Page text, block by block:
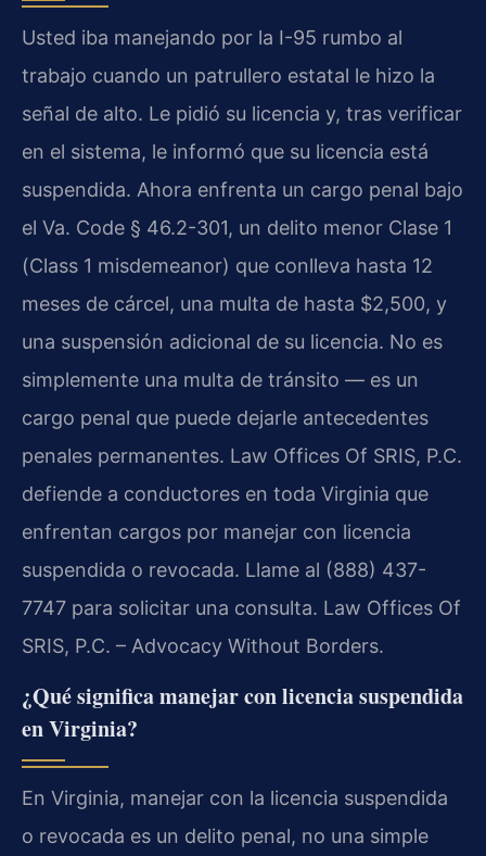
Usted iba manejando por la I-95 rumbo al
trabajo cuando un patrullero estatal le hizo la
señal de alto. Le pidió su licencia y, tras verificar
en el sistema, le informó que su licencia está
suspendida. Ahora enfrenta un cargo penal bajo
el Va. Code § 46.2-301, un delito menor Clase 1
(Class 1 misdemeanor) que conlleva hasta 12
meses de cárcel, una multa de hasta $2,500, y
una suspensión adicional de su licencia. No es
simplemente una multa de tránsito — es un
cargo penal que puede dejarle antecedentes
penales permanentes. Law Offices Of SRIS, P.C.
defiende a conductores en toda Virginia que
enfrentan cargos por manejar con licencia
suspendida o revocada. Llame al (888) 437-
7747 para solicitar una consulta. Law Offices Of
SRIS, P.C. – Advocacy Without Borders.
¿Qué significa manejar con licencia suspendida
en Virginia?
En Virginia, manejar con la licencia suspendida
o revocada es un delito penal, no una simple